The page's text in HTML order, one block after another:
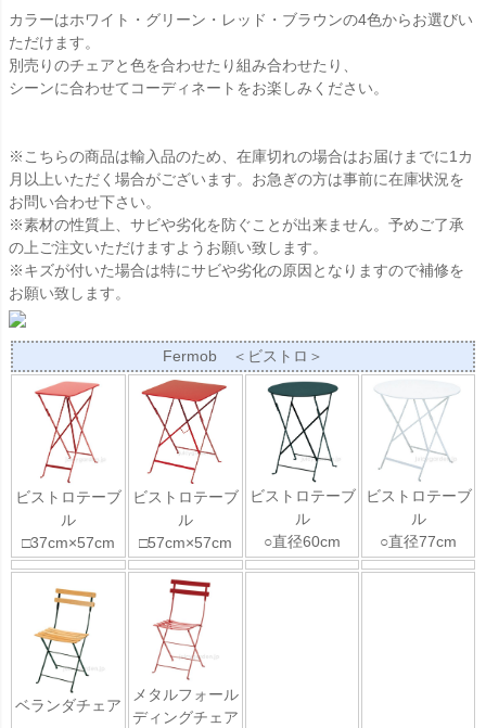
カラーはホワイト・グリーン・レッド・ブラウンの4色からお選びい
ただけます。
別売りのチェアと色を合わせたり組み合わせたり、
シーンに合わせてコーディネートをお楽しみください。
※こちらの商品は輸入品のため、在庫切れの場合はお届けまでに1カ
月以上いただく場合がございます。お急ぎの方は事前に在庫状況を
お問い合わせ下さい。
※素材の性質上、サビや劣化を防ぐことが出来ません。予めご了承
の上ご注文いただけますようお願い致します。
※キズが付いた場合は特にサビや劣化の原因となりますので補修を
お願い致します。
Fermob ＜ビストロ＞
ビストロテーブ
ル
□37cm×57cm
ビストロテーブ
ル
□57cm×57cm
ビストロテーブ
ル
○直径60cm
ビストロテーブ
ル
○直径77cm
ベランダチェア
メタルフォール
ディングチェア